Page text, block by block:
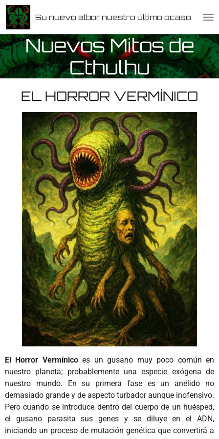
Ir
al
contenido
principal
Su nuevo albor, nuestro último ocaso.
Nuevos Mitos de
Cthulhu
EL HORROR VERMÍNICO
El Horror Vermínicoes un gusano muy poco común en
nuestro planeta; probablemente una especie exógena de
nuestro mundo. En su primera fase es un anélido no
demasiado grande y de aspecto turbador aunque inofensivo.
Pero cuando se introduce dentro del cuerpo de un huésped,
el gusano parasita sus genes y se diluye en el ADN,
iniciando un proceso de mutación genética que convertirá a